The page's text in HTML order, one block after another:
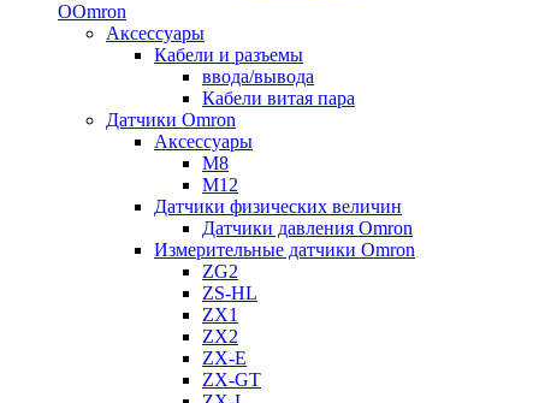
OOmron
Аксессуары
Кабели и разъемы
ввода/вывода
Кабели витая пара
Датчики Omron
Аксессуары
M8
M12
Датчики физических величин
Датчики давления Omron
Измерительные датчики Omron
ZG2
ZS-HL
ZX1
ZX2
ZX-E
ZX-GT